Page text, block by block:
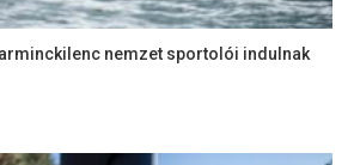
nemzet sportolói indulnak